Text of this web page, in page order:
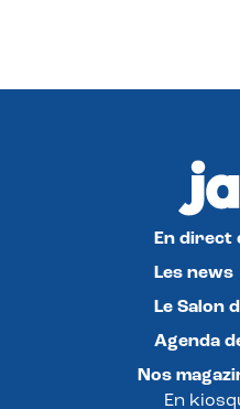
En direct
Les news
Le Salon
Agenda
Nos
En